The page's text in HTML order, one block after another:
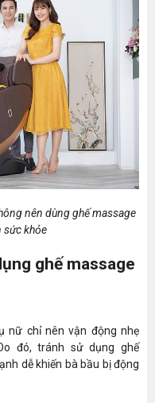
nên dùng ghế massage
sức khỏe
ghế massage
nữ chỉ nên vận động nhẹ
đó, tránh sử dụng ghế
dễ khiến bà bầu bị động